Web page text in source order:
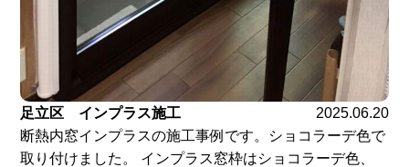
足立区 インプラス施工
2025.06.20
断熱内窓インプラスの施工事例です。ショコラーデ色で
取り付けました。 インプラス窓枠はショコラーデ色、